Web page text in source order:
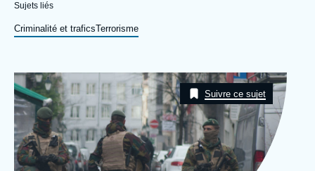
Nous soutenir
Sujets liés
Criminalité et traficsTerrorisme
Image
Taxonomie
Suivre ce sujet